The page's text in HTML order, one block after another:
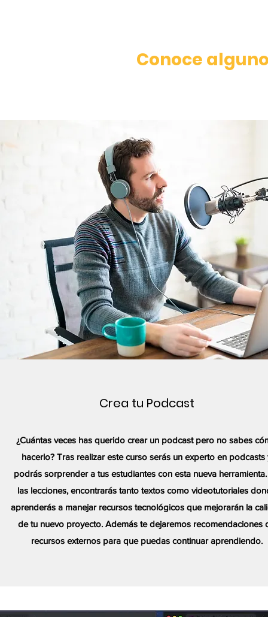
Conoce
Crea tu Podcast
¿Cuántas veces has querido crear un podcast pero no sabes
hacerlo? Tras realizar este curso serás un experto en podcasts
podrás sorprender a tus estudiantes con esta nueva
las lecciones, encontrarás tanto textos como videotutoriales
aprenderás a manejar recursos tecnológicos que mejorarán la
de tu nuevo proyecto. Además te dejaremos recomendaciones
recursos externos para que puedas continuar aprendiendo.